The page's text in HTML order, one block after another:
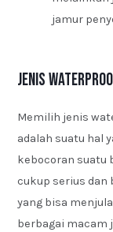
jamur
Jenis
Memilih jenis
adalah suatu hal
kebocoran suatu
cukup serius dan
yang bisa
berbagai macam